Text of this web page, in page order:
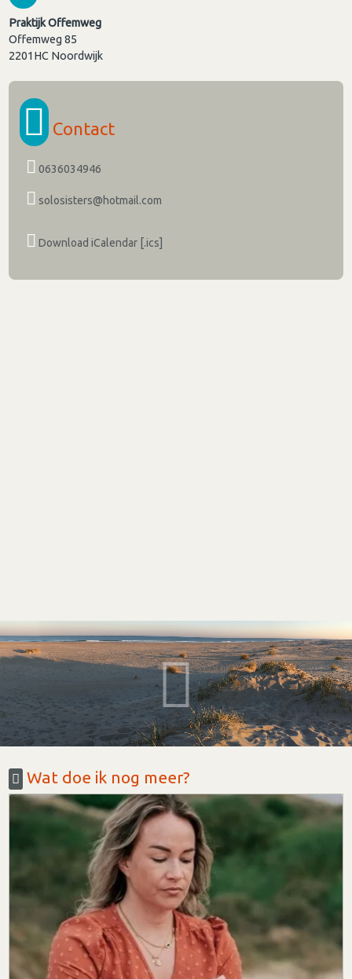
Praktijk Offemweg
Offemweg 85
2201HC Noordwijk
Contact
0636034946
solosisters@hotmail.com
Download iCalendar [.ics]
Wat doe ik nog meer?